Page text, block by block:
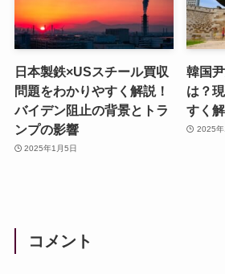
日本製鉄×USスチール買収
問題をわかりやすく解説！
バイデン阻止の背景とトラ
ンプの影響
2025年1月5日
韓国
は？
すく
2025年
コメント